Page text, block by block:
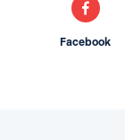
Facebook